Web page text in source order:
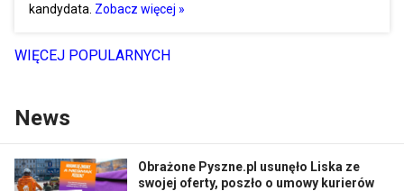
kandydata. Zobacz więcej »
WIĘCEJ POPULARNYCH
News
Obrażone Pyszne.pl usunęło Liska ze
swojej oferty, poszło o umowy kurierów